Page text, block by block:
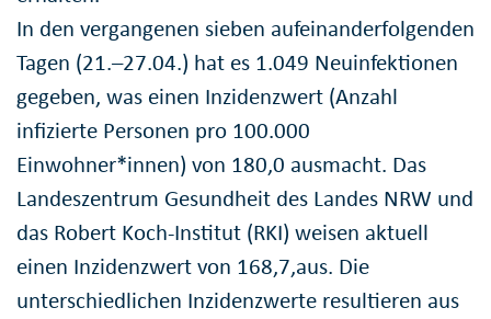
In den vergangenen sieben aufeinanderfolgenden
Tagen (21.–27.04.) hat es 1.049 Neuinfektionen
gegeben, was einen Inzidenzwert (Anzahl
infizierte Personen pro 100.000
Einwohner*innen) von 180,0 ausmacht. Das
Landeszentrum Gesundheit des Landes NRW und
das Robert Koch-Institut (RKI) weisen aktuell
einen Inzidenzwert von 168,7,aus. Die
unterschiedlichen Inzidenzwerte resultieren aus